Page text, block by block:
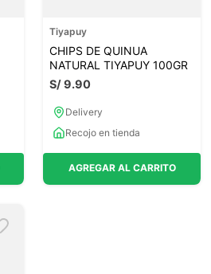
Tiyapuy
CHIPS DE QUINUA
NATURAL TIYAPUY 100GR
S/9.90
Delivery
Recojo en tienda
AGREGAR AL CARRITO